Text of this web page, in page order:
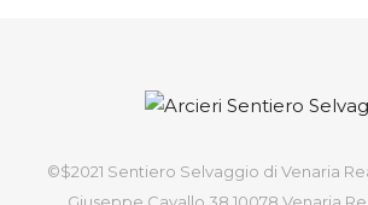
©$2021 Sentiero Selvaggio di Venaria